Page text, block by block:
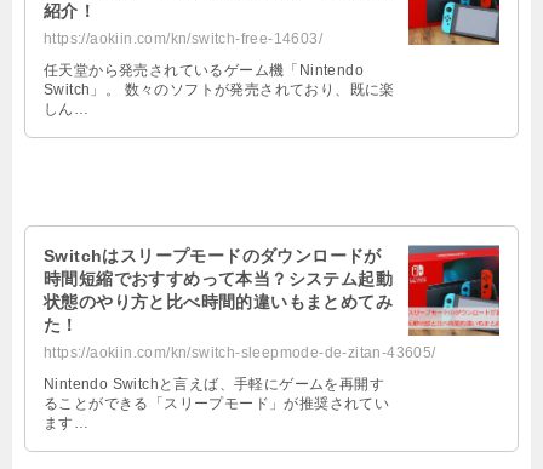
紹介！
https://aokiin.com/kn/switch-free-14603/
任天堂から発売されているゲーム機「Nintendo
Switch」。 数々のソフトが発売されており、既に楽
しん…
Switchはスリープモードのダウンロードが
時間短縮でおすすめって本当？システム起動
状態のやり方と比べ時間的違いもまとめてみ
た！
https://aokiin.com/kn/switch-sleepmode-de-zitan-43605/
Nintendo Switchと言えば、手軽にゲームを再開す
ることができる「スリープモード」が推奨されてい
ます…